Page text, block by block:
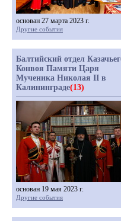
основан 27 марта 2023 г.
Другие события
Балтийский отдел
Конвоя Памяти Царя
Мученика Николая II в
Калининграде(13)
основан 19 мая 2023 г.
Другие события